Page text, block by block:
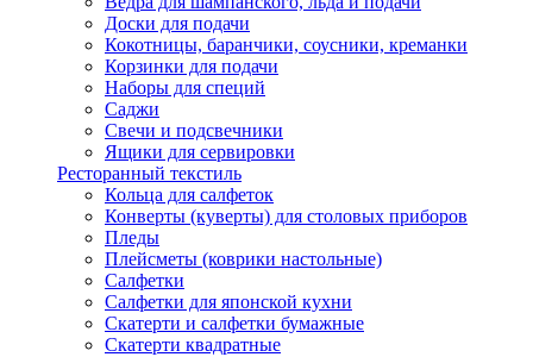
Доски для подачи
Кокотницы, баранчики, соусники, креманки
Корзинки для подачи
Наборы для специй
Саджи
Свечи и подсвечники
Ящики для сервировки
Ресторанный текстиль
Кольца для салфеток
Конверты (куверты) для столовых приборов
Пледы
Плейсметы (коврики настольные)
Салфетки
Салфетки для японской кухни
Скатерти и салфетки бумажные
Скатерти квадратные